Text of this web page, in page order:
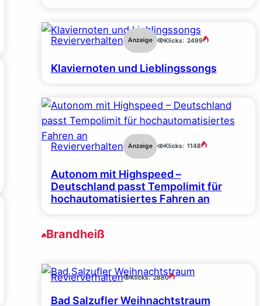
Revierverhalten Anzeige Klicks: 2499
Klaviernoten und Lieblingssongs
Revierverhalten Anzeige Klicks: 1148
Autonom mit Highspeed –
Deutschland passt Tempolimit für
hochautomatisiertes Fahren an
Brandheiß
Revierverhalten Klicks: 2880
Bad Salzufler Weihnachtstraum